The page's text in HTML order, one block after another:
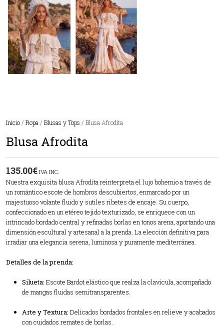
Inicio / Ropa / Blusas y Tops / Blusa Afrodita
Blusa Afrodita
135.00€ IVA INC.
Nuestra exquisita blusa Afrodita reinterpreta el lujo bohemio a través de
un romántico escote de hombros descubiertos, enmarcado por un
majestuoso volante fluido y sutiles ribetes de encaje. Su cuerpo,
confeccionado en un etéreo tejido texturizado, se enriquece con un
intrincado bordado central y refinadas borlas en tonos arena, aportando una
dimensión escultural y artesanal a la prenda. La elección definitiva para
irradiar una elegancia serena, luminosa y puramente mediterránea.
Detalles de la prenda:
Silueta: Escote Bardot elástico que realza la clavícula, acompañado
de mangas fluidas semitransparentes.
Arte y Textura: Delicados bordados frontales en relieve y acabados
con cuidados remates de borlas.